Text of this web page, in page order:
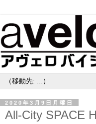
2020年3月9日月曜日
All-City SPACE